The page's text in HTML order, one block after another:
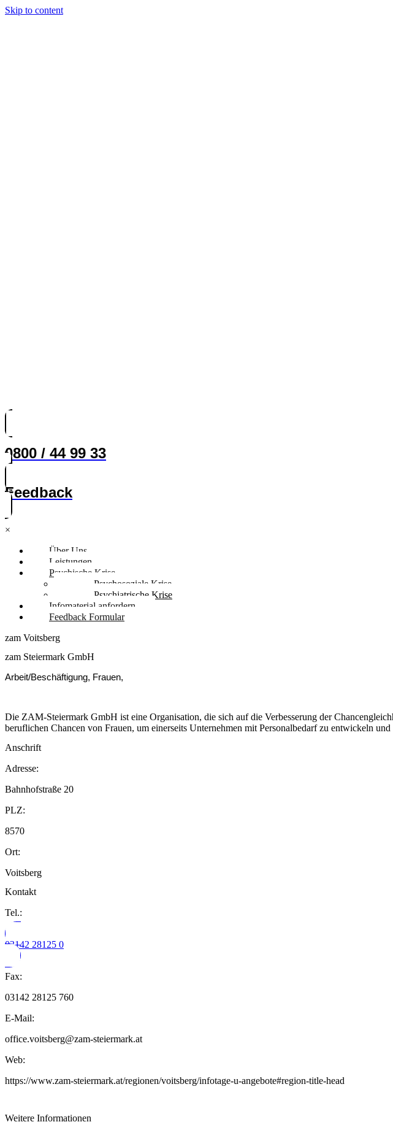
Skip to content
0800 / 44 99 33
Feedback
×
Über Uns
Leistungen
Psychische Krise
Psychosoziale Krise
Psychiatrische Krise
Infomaterial anfordern
Feedback Formular
zam Voitsberg
zam Steiermark GmbH
Arbeit/Beschäftigung, Frauen,
Die ZAM-Steiermark GmbH ist eine Organisation, die sich auf die Verbesserung der
beruflichen Chancen von Frauen, um einerseits Unternehmen mit Personalbedarf zu entwickeln
Anschrift
Adresse:
Bahnhofstraße 20
PLZ:
8570
Ort:
Voitsberg
Kontakt
Tel.:
03142 28125 0
Fax:
03142 28125 760
E-Mail:
office.voitsberg@zam-steiermark.at
Web:
https://www.zam-steiermark.at/regionen/voitsberg/infotage-u-angebote#region-title-head
Weitere Informationen